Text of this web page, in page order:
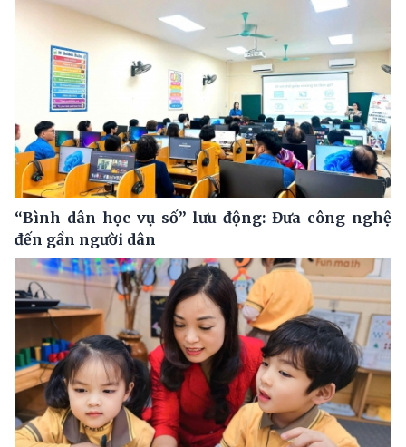
“Bình dân học vụ số” lưu động: Đưa công nghệ
đến gần người dân